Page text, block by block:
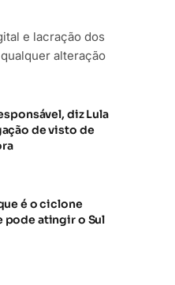
e lacração dos
alteração
diz Lula
de visto de
é o ciclone
pode atingir o Sul